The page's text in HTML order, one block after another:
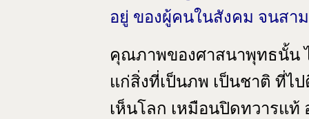
อยู่ ของผู้คนในสังคม จนสา
คุณภาพของศาสนาพุทธนั้น
แก่สิ่งที่เป็นภพ เป็นชาติ ที่ไ
เห็นโลก เหมือนปิดทวารแท้